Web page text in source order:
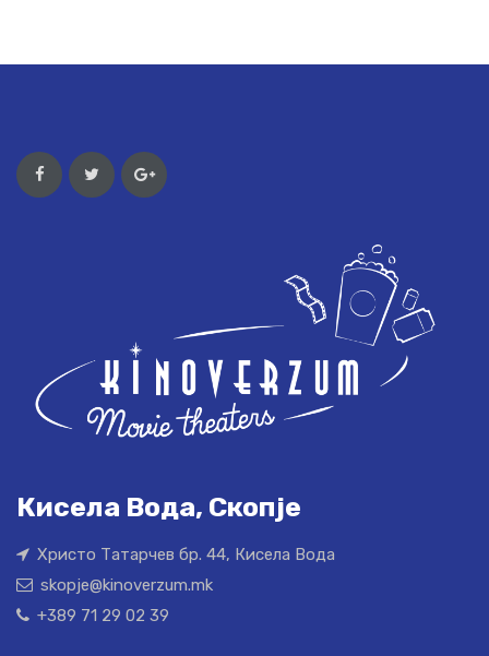
Кисела Вода, Скопје
Христо Татарчев бр. 44, Кисела Вода
skopje@kinoverzum.mk
+389 71 29 02 39